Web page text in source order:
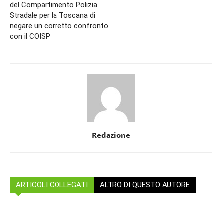
del Compartimento Polizia
Stradale per la Toscana di
negare un corretto confronto
con il COISP
Redazione
ARTICOLI COLLEGATI ALTRO DI QUESTO AUTORE